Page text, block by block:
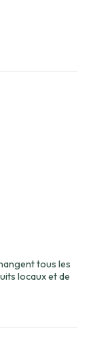
tous les
locaux et de